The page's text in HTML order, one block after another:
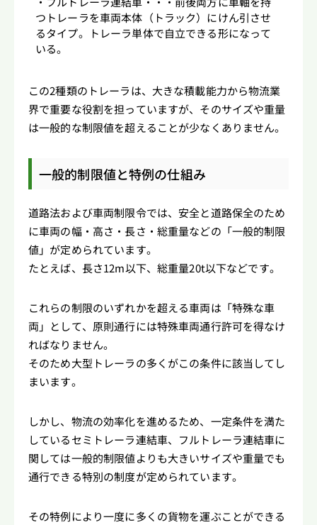
つトレーラを車両本体（トラック）にけん引させ
るタイプ。トレーラ単体で自立できる形になって
いる。
この2種類のトレーラは、大きな積載能力から物流業
界で重要な役割を担っていますが、そのサイズや重量
は一般的な制限値を超えることが少なくありません。
一般的制限値と特例の仕組み
道路法および車両制限令では、安全と道路保全のため
に車両の幅・高さ・長さ・総重量などの「一般的制限
値」が定められています。
たとえば、長さ12m以下、総重量20t以下などです。
これらの制限のいずれかを超える車両は「特殊な車
両」として、原則通行には特殊車両通行許可を得なけ
ればなりません。
そのため大型トレーラの多くがこの条件に該当してし
まいます。
しかし、物流の効率化を進めるため、一定条件を満た
しているセミトレーラ連結車、フルトレーラ連結車に
関しては一般的制限値よりも大きいサイズや重量でも
通行できる特別の制度が定められています。
その特例により一度に多くの貨物を運ぶことができる